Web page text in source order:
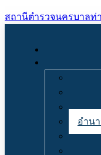
สถานีตำรวจนครบาลท่
อำน